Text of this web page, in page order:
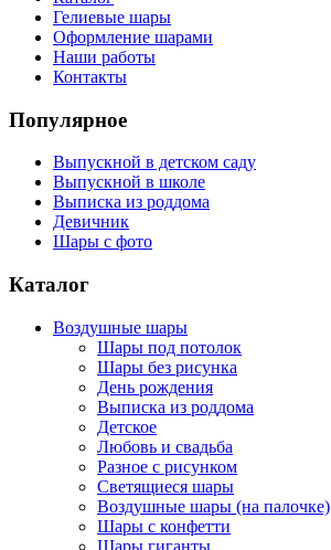
Гелиевые шары
Оформление шарами
Наши работы
Контакты
Популярное
Выпускной в детском саду
Выпускной в школе
Выписка из роддома
Девичник
Шары с фото
Каталог
Воздушные шары
Шары под потолок
Шары без рисунка
День рождения
Выписка из роддома
Детское
Любовь и свадьба
Разное с рисунком
Светящиеся шары
Воздушные шары (на палочке)
Шары с конфетти
Шары гиганты